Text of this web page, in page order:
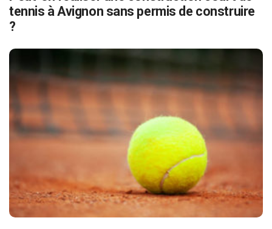
tennis à Avignon sans permis de construire
?